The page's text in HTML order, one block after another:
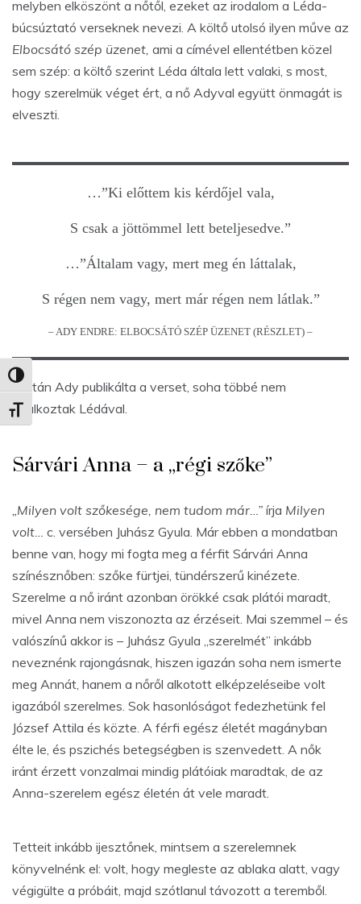
Nagy kontraszt váltása
Betűméret váltása
melyben elköszönt a nőtől, ezeket az irodalom a Léda-
búcsúztató verseknek nevezi. A költő utolsó ilyen műve az
Elbocsátó szép üzenet, ami a címével ellentétben közel
sem szép: a költő szerint Léda általa lett valaki, s most,
hogy szerelmük véget ért, a nő Adyval együtt önmagát is
elveszti.
…”Ki előttem kis kérdőjel vala,
S csak a jöttömmel lett beteljesedve.”
…”Általam vagy, mert meg én láttalak,
S régen nem vagy, mert már régen nem látlak.”
– ADY ENDRE: ELBOCSÁTÓ SZÉP ÜZENET (RÉSZLET) –
Miután Ady publikálta a verset, soha többé nem
találkoztak Lédával.
Sárvári Anna – a „régi szőke”
„Milyen volt szőkesége, nem tudom már…” írja Milyen
volt… c. versében Juhász Gyula. Már ebben a mondatban
benne van, hogy mi fogta meg a férfit Sárvári Anna
színésznőben: szőke fürtjei, tündérszerű kinézete.
Szerelme a nő iránt azonban örökké csak plátói maradt,
mivel Anna nem viszonozta az érzéseit. Mai szemmel – és
valószínű akkor is – Juhász Gyula „szerelmét” inkább
neveznénk rajongásnak, hiszen igazán soha nem ismerte
meg Annát, hanem a nőről alkotott elképzeléseibe volt
igazából szerelmes. Sok hasonlóságot fedezhetünk fel
József Attila és közte. A férfi egész életét magányban
élte le, és pszichés betegségben is szenvedett. A nők
iránt érzett vonzalmai mindig plátóiak maradtak, de az
Anna-szerelem egész életén át vele maradt.
Tetteit inkább ijesztőnek, mintsem a szerelemnek
könyvelnénk el: volt, hogy megleste az ablaka alatt, vagy
végigülte a próbáit, majd szótlanul távozott a teremből.